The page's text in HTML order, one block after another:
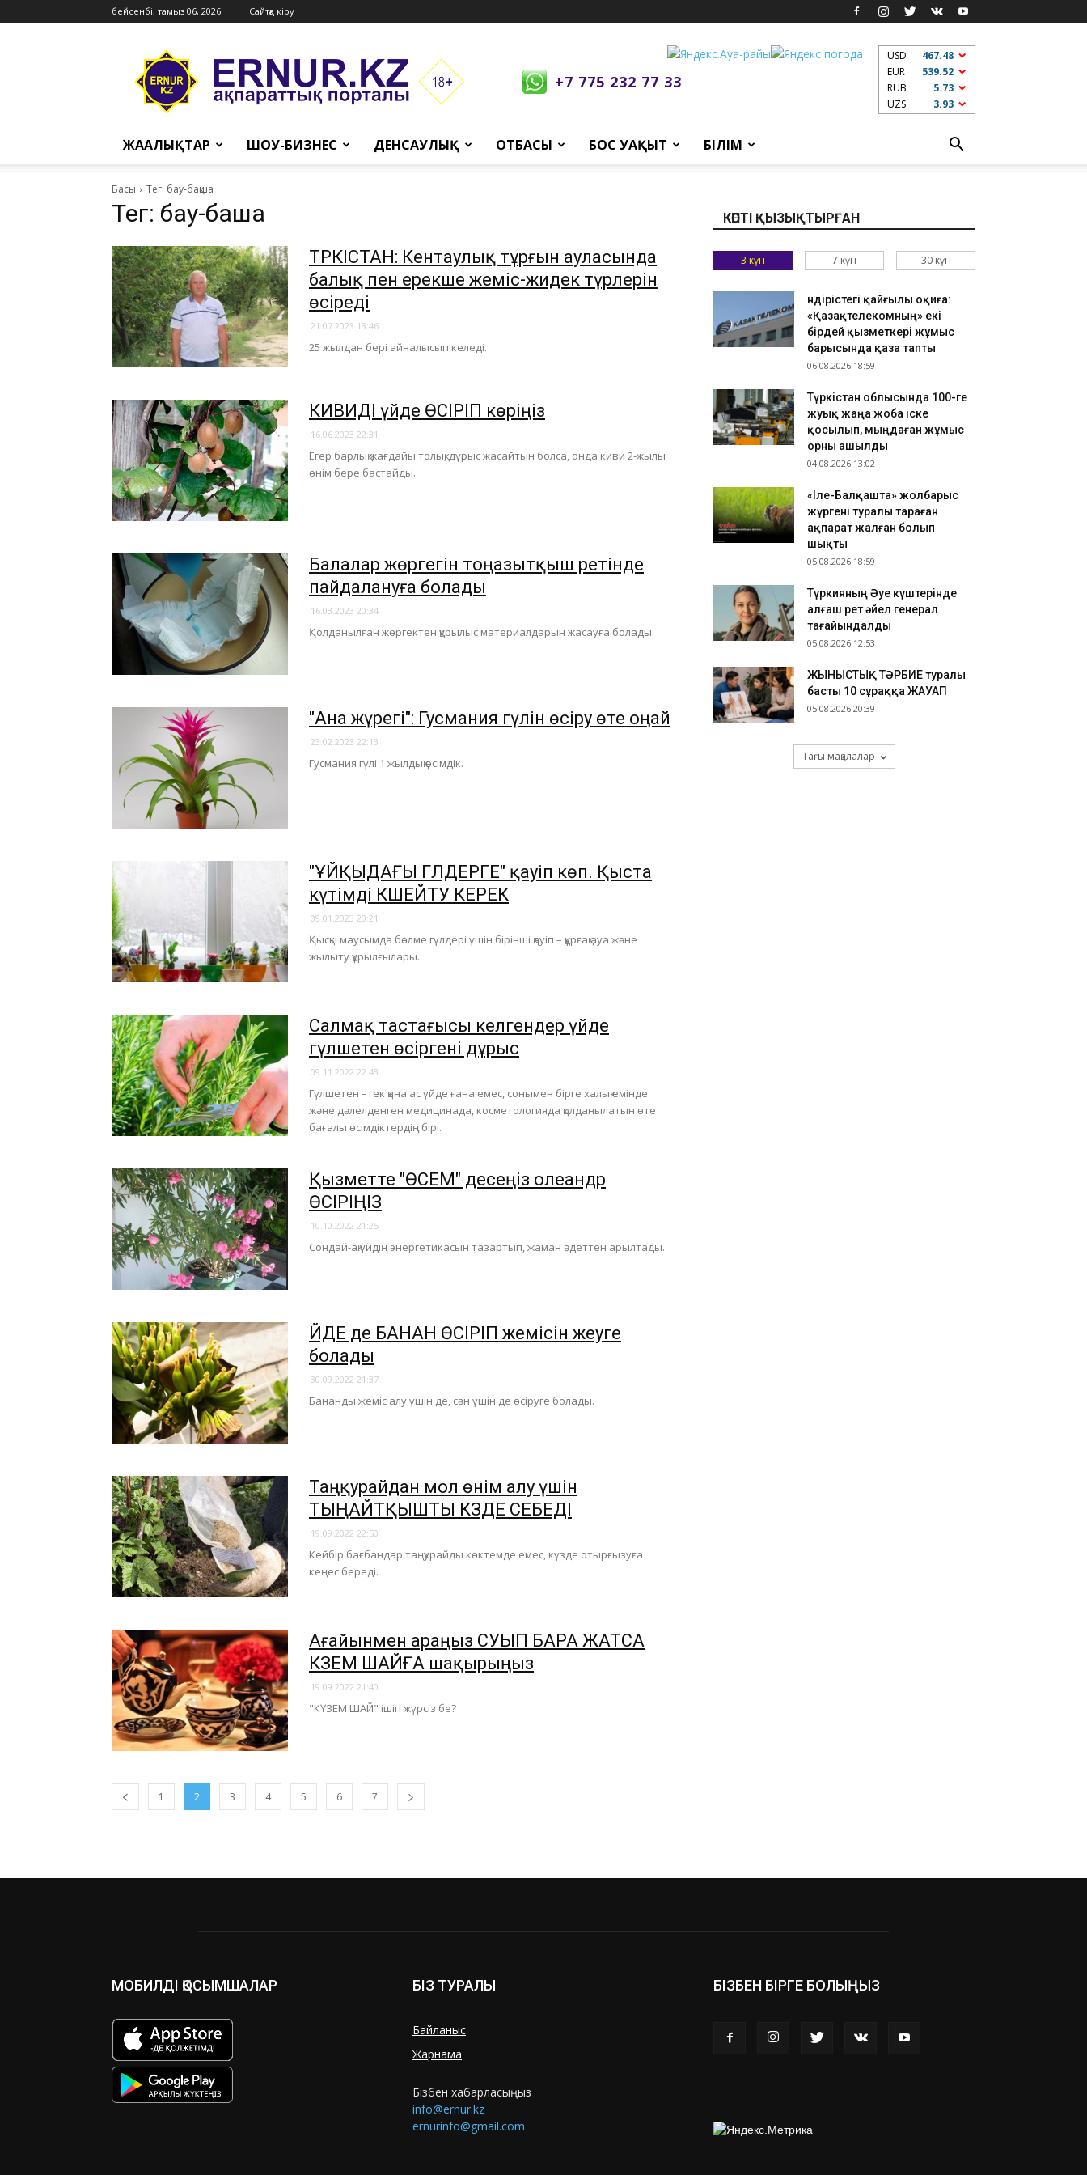
бейсенбі, тамыз 06, 2026 Сайтқа кіру
Ernur
Press
+7 775 232 77 33
USD
467.48
EUR
539.52
RUB
5.73
UZS
3.93
ЖАҢАЛЫҚТАР ШОУ-БИЗНЕС ДЕНСАУЛЫҚ ОТБАСЫ БОС УАҚЫТ БІЛІМ
Басы Тег: бау-бақша
Тег: бау-бақша
ТҮРКІСТАН: Кентаулық тұрғын ауласында
балық пен ерекше жеміс-жидек түрлерін
өсіреді
21.07.2023 13:46
25 жылдан бері айналысып келеді.
КИВИДІ үйде ӨСІРІП көріңіз
16.06.2023 22:31
Егер барлық жағдайы толық, дұрыс жасайтын болса, онда киви 2-жылы
өнім бере бастайды.
Балалар жөргегін тоңазытқыш ретінде
пайдалануға болады
16.03.2023 20:34
Қолданылған жөргектен құрылыс материалдарын жасауға болады.
"Ана жүрегі": ​Гусмания гүлін өсіру өте оңай
23.02.2023 22:13
Гусмания гүлі 1 жылдық өсімдік.
"ҰЙҚЫДАҒЫ ГҮЛДЕРГЕ" қауіп көп. Қыста
күтімді КҮШЕЙТУ КЕРЕК
09.01.2023 20:21
Қысқы маусымда бөлме гүлдері үшін бірінші қауіп – құрғақ ауа және
жылыту құрылғылары.
​Салмақ тастағысы келгендер үйде
гүлшетен өсіргені дұрыс
09.11.2022 22:43
Гүлшетен –тек қана ас үйде ғана емес, сонымен бірге халық емінде
және дәлелденген медицинада, косметологияда қолданылатын өте
бағалы өсімдіктердің бірі.
Қызметте "ӨСЕМ" десеңіз олеандр
ӨСІРІҢІЗ
10.10.2022 21:25
Сондай-ақ үйдің энергетикасын тазартып, жаман әдеттен арылтады.
ҮЙДЕ де БАНАН ӨСІРІП жемісін жеуге
болады
30.09.2022 21:37
Бананды жеміс алу үшін де, сән үшін де өсіруге болады.
Таңқурайдан мол өнім алу үшін
ТЫҢАЙТҚЫШТЫ КҮЗДЕ СЕБЕДІ
19.09.2022 22:50
Кейбір бағбандар таңқурайды көктемде емес, күзде отырғызуға
кеңес береді.
​Ағайынмен араңыз СУЫП БАРА ЖАТСА
КҮЗЕМ ШАЙҒА шақырыңыз
19.09.2022 21:40
"КҮЗЕМ ШАЙ" ішіп жүрсіз бе?
1 2 3 4 5 6 7
КӨПТІ ҚЫЗЫҚТЫРҒАН
3 күн 7 күн 30 күн
Өндірістегі қайғылы оқиға:
«Қазақтелекомның» екі
бірдей қызметкері жұмыс
барысында қаза тапты
06.08.2026 18:59
Түркістан облысында 100-ге
жуық жаңа жоба іске
қосылып, мыңдаған жұмыс
орны ашылды
04.08.2026 13:02
«Іле-Балқашта» жолбарыс
жүргені туралы тараған
ақпарат жалған болып
шықты
05.08.2026 18:59
Түркияның Әуе күштерінде
алғаш рет әйел генерал
тағайындалды
05.08.2026 12:53
ЖЫНЫСТЫҚ ТӘРБИЕ туралы
басты 10 сұраққа ЖАУАП
05.08.2026 20:39
Тағы мақалалар
МОБИЛДІ ҚОСЫМШАЛАР БІЗ ТУРАЛЫ
Байланыс
Жарнама
Бізбен хабарласыңыз
info@ernur.kz
ernurinfo@gmail.com
БІЗБЕН БІРГЕ БОЛЫҢЫЗ